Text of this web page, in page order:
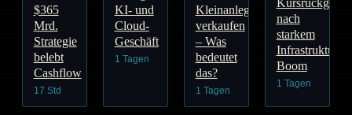
$365
Mrd.
Strategie
belebt
Cashflow
17 Std
KI- und
Cloud-
Geschäft
1 Tagen
Kleinanleger
verkaufen
– Was
bedeutet
das?
1 Tagen
Kursrückgang
nach
starkem
Infrastruktur-
Boom
1 Tagen